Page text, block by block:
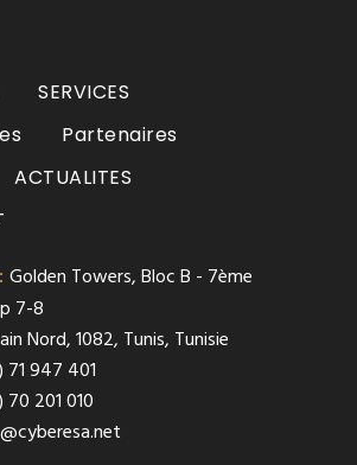
SERVICES
Partenaires
ACTUALITES
Golden Towers, Bloc B - 7ème
7-8
Nord, 1082, Tunis, Tunisie
71 947 401
70 201 010